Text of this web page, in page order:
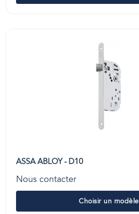
ASSA ABLOY - D10
Nous contacter
Choisir un modèle